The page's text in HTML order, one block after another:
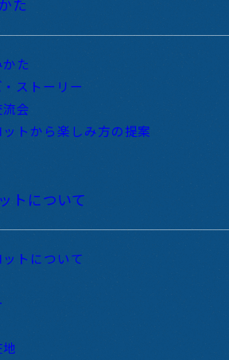
た
た
ストーリー
会
トから楽しみ方の提案
トについて
トについて